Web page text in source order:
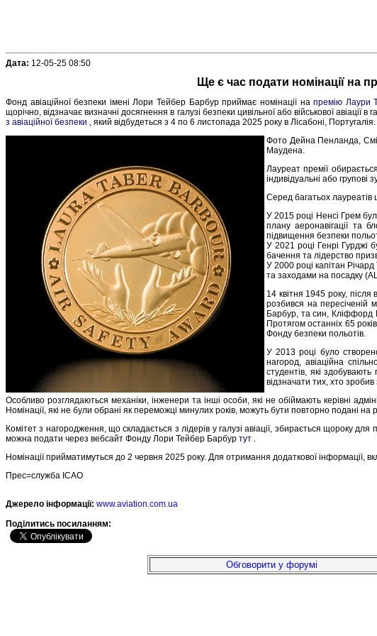
Дата: 12-05-25 08:50
Ще є час подати номінації на
Фонд авіаційної безпеки імені Лори Тейбер Барбур приймає номінації напремію Лаури
щорічно, відзначає визначні досягнення в галузі безпеки цивільної або військової
з авіаційної безпеки , який відбудеться з 4 по 6 листопада 2025 року в Лісабоні, Португалія.
Фото Дейна Пенланда,
Маудена.
Лауреат премії
індивідуальні або групові
Серед багатьох лауреатів
У 2015 році Ненсі Грем
плану аеронавігації та
підвищення безпеки
У 2021 році Генрі Гурджі
бачення та лідерство
У 2000 році капітан
та заходами на посадку
14 квітня 1945 року,
розбився на пересіченій
Барбур, та син, Кліффорд
Протягом останніх 65
Фонду безпеки польотів.
У 2013 році було
нагород, авіаційна
студентів, які
відзначати тих, хто зробив
Особливо розглядаються механіки, інженери та інші особи, які не обіймають керівні
Номінації, які не були обрані як переможці минулих років, можуть бути повторно подані
Комітет з нагородження, що складається з лідерів у галузі авіації, збирається щороку
можна подати через вебсайт Фонду Лори Тейбер Барбур тут
Номінації прийматимуться до 2 червня 2025 року. Для отримання додаткової інформації,
Прес=служба ICAO
Джерело інформації: www.aviation.com.ua
Подiлитись посиланням:
Обговорити у форумі